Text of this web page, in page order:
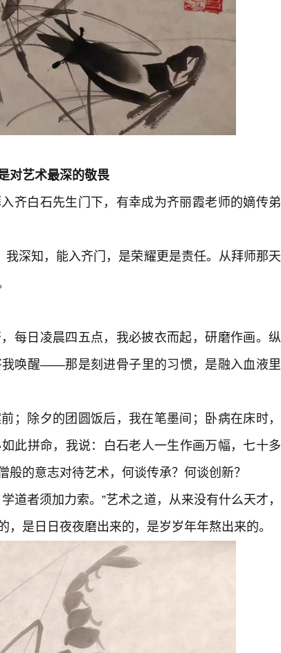
对艺术最深的敬畏
齐白石先生门下，有幸成为齐丽霞老师的嫡传弟
我深知，能入齐门，是荣耀更是责任。从拜师那天
每日凌晨四五点，我必披衣而起，研磨作画。纵
唤醒——那是刻进骨子里的习惯，是融入血液里
；除夕的团圆饭后，我在笔墨间；卧病在床时，
此拼命，我说：白石老人一生作画万幅，七十多
的意志对待艺术，何谈传承？何谈创新？
道者须加力索。”艺术之道，从来没有什么天才，
是日日夜夜磨出来的，是岁岁年年熬出来的。